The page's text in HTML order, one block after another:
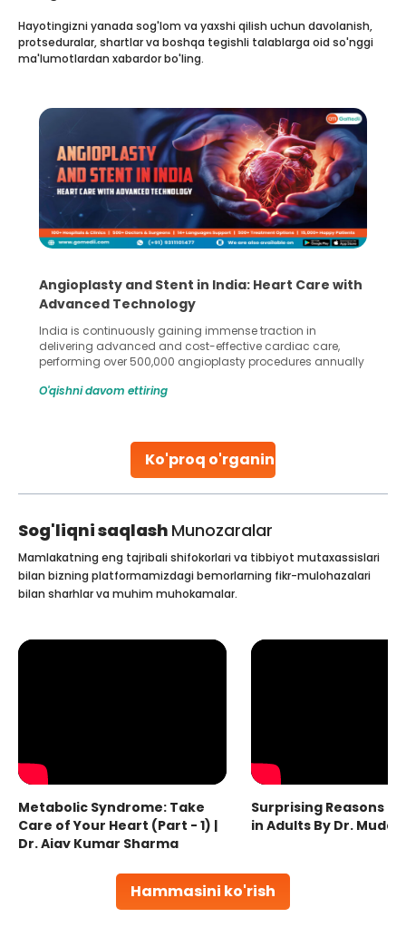
Ko'proq o'rganing
Hayotingizni yanada sog'lom va yaxshi qilish uchun davolanish,
protseduralar, shartlar va boshqa tegishli talablarga oid so'nggi
ma'lumotlardan xabardor bo'ling.
and Stent in India: Heart Care with
Technology
gaining immense traction in
and cost-effective cardiac care,
500,000 angioplasty procedures annually
for treatments like angioplasty and
ettiring
5 Essential
Human sperm
in advanced
Fertilization (IVF)
Sog'liqni saqlash Munozaralar
Hammasini ko'rish
Mamlakatning eng tajribali shifokorlari va tibbiyot mutaxassislari
bilan bizning platformamizdagi bemorlarning fikr-mulohazalari
bilan sharhlar va muhim muhokamalar.
Metabolic Syndrome: Take
Care of Your Heart (Part - 1) |
Dr. Ajay Kumar Sharma
Surprising Reasons
in Adults By Dr.